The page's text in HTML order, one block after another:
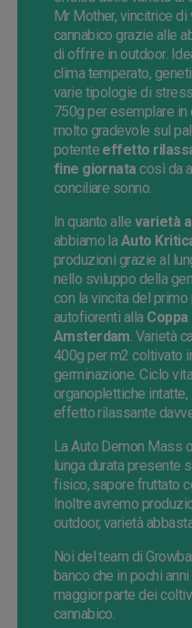
Mr Mother, vincitrice di
cannabico grazie alle
di offrire in outdoor.
clima temperato,
varie tipologie di
750g per esemplare
molto gradevole sul
potente effetto
fine giornata così da
conciliare sonno.
In quanto alle varietà
abbiamo la Auto
produzioni grazie al
nello sviluppo della
con la vincita del
autofiorenti alla
Amsterdam . Varietà
400g per m2 coltivato
germinazione. Ciclo
organoplettiche
effetto rilassante
La Auto Demon Mass
lunga durata presente
fisico, sapore fruttato
Inoltre avremo
outdoor, varietà
Noi del team di
banco che in pochi
maggior parte dei
cannabico.